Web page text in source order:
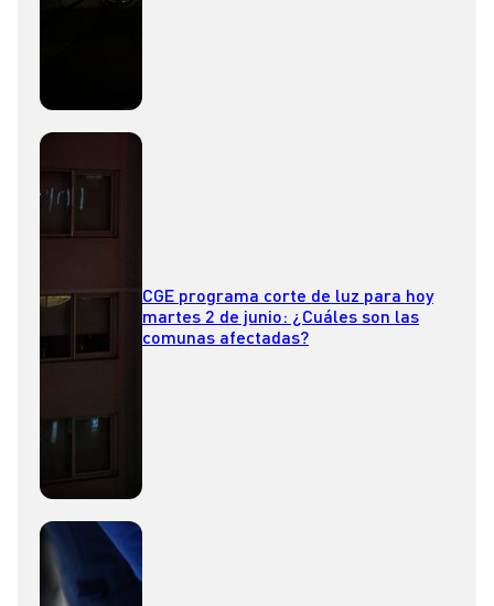
CGE programa corte de luz para hoy
martes 2 de junio: ¿Cuáles son las
comunas afectadas?